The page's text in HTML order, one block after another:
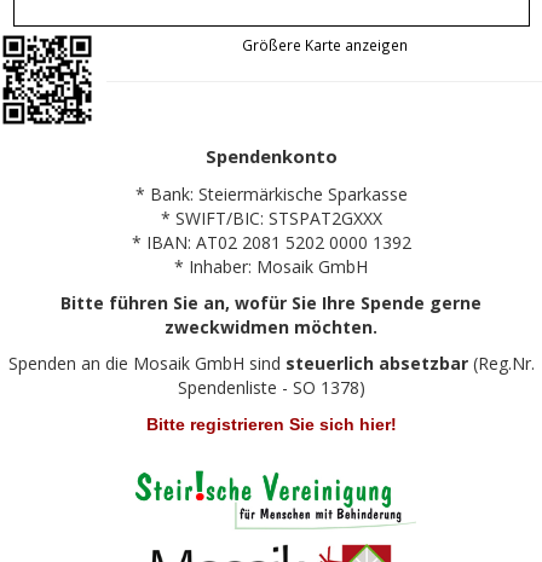
Größere Karte anzeigen
Spendenkonto
* Bank: Steiermärkische Sparkasse
* SWIFT/BIC: STSPAT2GXXX
* IBAN: AT02 2081 5202 0000 1392
* Inhaber: Mosaik GmbH
Bitte führen Sie an, wofür Sie Ihre Spende gerne
zweckwidmen möchten.
Spenden an die Mosaik GmbH sind steuerlich absetzbar(Reg.Nr.
Spendenliste - SO 1378)
Bitte registrieren Sie sich hier!